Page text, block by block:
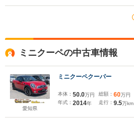
ミニクーペの中古車情報
愛知県
ミニクーペクーパー
本体： 50.0万円
年式： 2014年
総額： 60万円
走行： 9.5万km